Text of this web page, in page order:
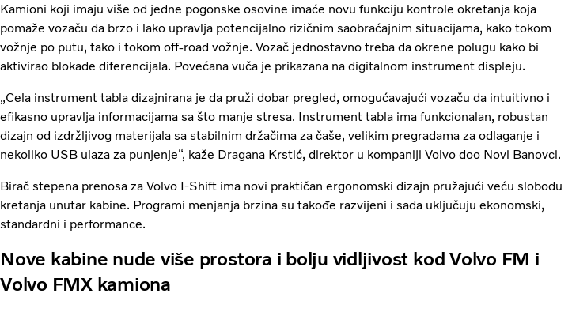
Kamioni koji imaju više od jedne pogonske osovine imaće novu funkciju kontrole okretanja koja
pomaže vozaču da brzo i lako upravlja potencijalno rizičnim saobraćajnim situacijama, kako tokom
vožnje po putu, tako i tokom off-road vožnje. Vozač jednostavno treba da okrene polugu kako bi
aktivirao blokade diferencijala. Povećana vuča je prikazana na digitalnom instrument displeju.
„Cela instrument tabla dizajnirana je da pruži dobar pregled, omogućavajući vozaču da intuitivno i
efikasno upravlja informacijama sa što manje stresa. Instrument tabla ima funkcionalan, robustan
dizajn od izdržljivog materijala sa stabilnim držačima za čaše, velikim pregradama za odlaganje i
nekoliko USB ulaza za punjenje“, kaže Dragana Krstić, direktor u kompaniji Volvo doo Novi Banovci.
Birač stepena prenosa za Volvo I-Shift ima novi praktičan ergonomski dizajn pružajući veću slobodu
kretanja unutar kabine. Programi menjanja brzina su takođe razvijeni i sada uključuju ekonomski,
standardni i performance.
Nove kabine nude više prostora i bolju vidljivost kod Volvo FM i
Volvo FMX kamiona